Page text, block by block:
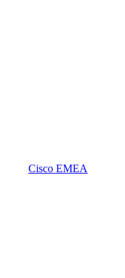
Cisco EMEA